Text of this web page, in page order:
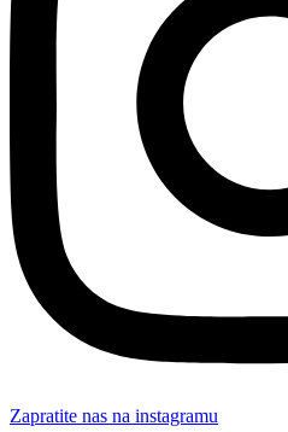
Zapratite nas na instagramu